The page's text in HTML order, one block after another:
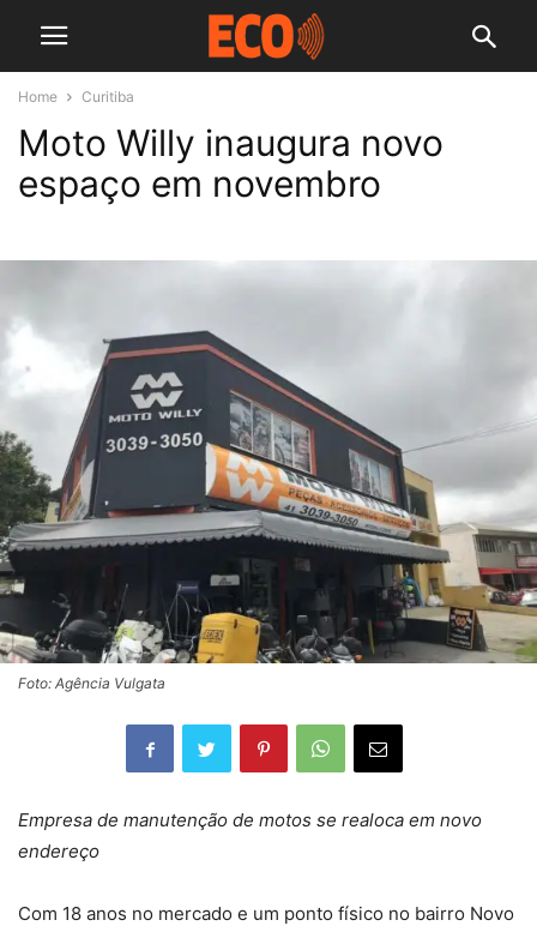
Home Curitiba
Moto Willy inaugura novo
espaço em novembro
Foto: Agência Vulgata
Empresa de manutenção de motos se realoca em novo
endereço
Com 18 anos no mercado e um ponto físico no bairro Novo